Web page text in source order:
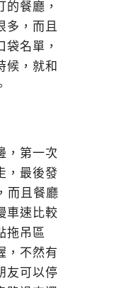
餐廳，
多，而且
名單，
候，就和
，第一次
，最後發
而且餐廳
車速比較
拖吊區
，不然有
友可以停